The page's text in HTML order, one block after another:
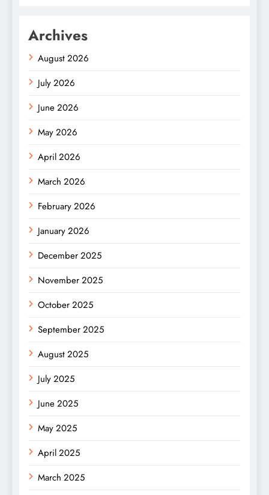
Archives
August 2026
July 2026
June 2026
May 2026
April 2026
March 2026
February 2026
January 2026
December 2025
November 2025
October 2025
September 2025
August 2025
July 2025
June 2025
May 2025
April 2025
March 2025